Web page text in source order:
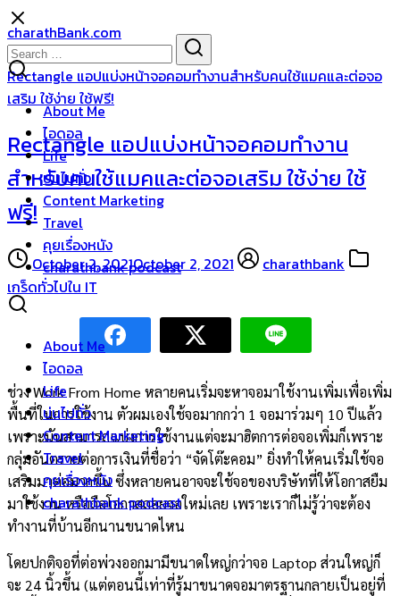
Skip
to
content
charathBank.com
About Me
ไอดอล
Life
บ่นไปทั่ว
Content Marketing
Travel
คุยเรื่องหนัง
charathbank podcast
About Me
ไอดอล
Life
บ่นไปทั่ว
Content Marketing
Travel
คุยเรื่องหนัง
charathbank podcast
Search
for:
Rectangle แอปแบ่งหน้าจอคอมทำงานสำหรับคนใช้แมคและต่อจอ
เสริม ใช้ง่าย ใช้ฟรี!
Rectangle แอปแบ่งหน้าจอคอมทำงาน
สำหรับคนใช้แมคและต่อจอเสริม ใช้ง่าย ใช้
ฟรี!
October 2, 2021October 2, 2021
charathbank
เกร็ดทั่วไปใน IT
ช่วง Work From Home หลายคนเริ่มจะหาจอมาใช้งานเพิ่มเพื่อเพิ่ม
พื้นที่ในการใช้งาน ตัวผมเองใช้จอมากกว่า 1 จอมาร่วมๆ 10 ปีแล้ว
เพราะมันสามารถแบ่งการใช้งานแต่จะมาฮิตการต่อจอเพิ่มก็เพราะ
กลุ่มอันตรายต่อการเงินที่ชื่อว่า “จัดโต๊ะคอม” ยิ่งทำให้คนเริ่มใช้จอ
เสริมมาต่อมากขึ้น ซึ่งหลายคนอาจจะใช้จอของบริษัทที่ให้โอกาสยืม
มาใช้งาน หรือถือโอกาสถอยจอใหม่เลย เพราะเราก็ไม่รู้ว่าจะต้อง
ทำงานที่บ้านอีกนานขนาดไหน
โดยปกติจอที่ต่อพ่วงออกมามีขนาดใหญ่กว่าจอ Laptop ส่วนใหญ่ก็
จะ 24 นิ้วขึ้น (แต่ตอนนี้เท่าที่รู้มาขนาดจอมาตรฐานกลายเป็นอยู่ที่